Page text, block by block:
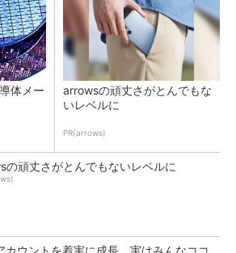
体メー
arrowsの頑丈さがとんでもな
いレベルに
PR(arrows)
の頑丈さがとんでもないレベルに
カウントを着実に成長。実はみんなココ